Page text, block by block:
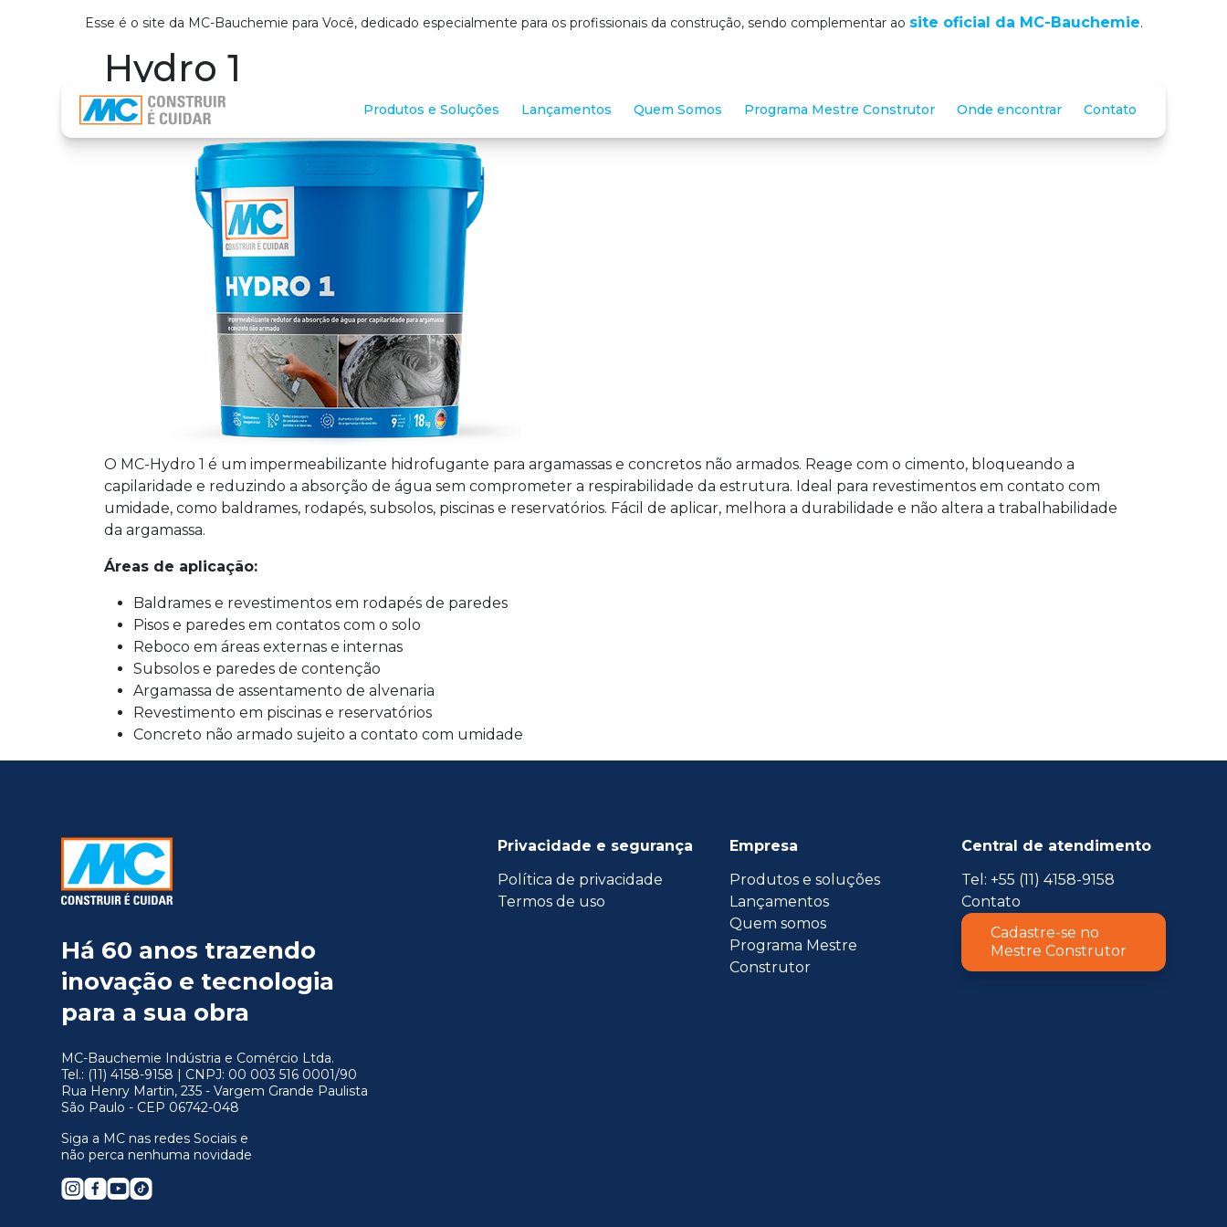
Esse é o site da MC-Bauchemie para Você, dedicado especialmente para os profissionais da construção, sendo complementar ao site oficial da MC-Bauchemie.
Produtos e Soluções Lançamentos Quem Somos Programa Mestre Construtor Onde encontrar Contato
Hydro 1
O MC-Hydro 1 é um impermeabilizante hidrofugante para argamassas e concretos não armados. Reage com o cimento, bloqueando a
capilaridade e reduzindo a absorção de água sem comprometer a respirabilidade da estrutura. Ideal para revestimentos em contato com
umidade, como baldrames, rodapés, subsolos, piscinas e reservatórios. Fácil de aplicar, melhora a durabilidade e não altera a trabalhabilidade
da argamassa.
Áreas de aplicação:
Baldrames e revestimentos em rodapés de paredes
Pisos e paredes em contatos com o solo
Reboco em áreas externas e internas
Subsolos e paredes de contenção
Argamassa de assentamento de alvenaria
Revestimento em piscinas e reservatórios
Concreto não armado sujeito a contato com umidade
Há 60 anos trazendo
inovação e tecnologia
para a sua obra
MC-Bauchemie Indústria e Comércio Ltda.
Tel.: (11) 4158-9158 | CNPJ: 00 003 516 0001/90
Rua Henry Martin, 235 - Vargem Grande Paulista
São Paulo - CEP 06742-048
Siga a MC nas redes Sociais e
não perca nenhuma novidade
Privacidade e segurança
Política de privacidade
Termos de uso
Empresa
Produtos e soluções
Lançamentos
Quem somos
Programa Mestre
Construtor
Central de atendimento
Tel: +55 (11) 4158-9158
Contato
Cadastre-se no
Mestre Construtor